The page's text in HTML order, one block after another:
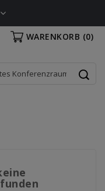
WARENKORB (0)